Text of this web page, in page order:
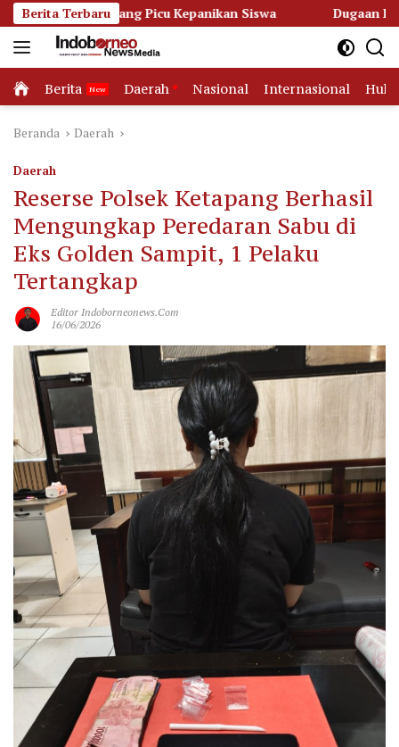
Langsung
ke
konten
Berita Terbaru
Picu Kepanikan Siswa Dugaan Korupsi Dana
Home
Berita Daerah Nasional Internasional
Beranda Daerah
Daerah
Reserse Polsek Ketapang Berhasil
Mengungkap Peredaran Sabu di
Eks Golden Sampit, 1 Pelaku
Tertangkap
Editor Indoborneonews.com
16/06/2026